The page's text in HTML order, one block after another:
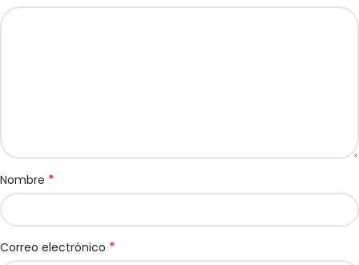
Nombre *
Correo electrónico *